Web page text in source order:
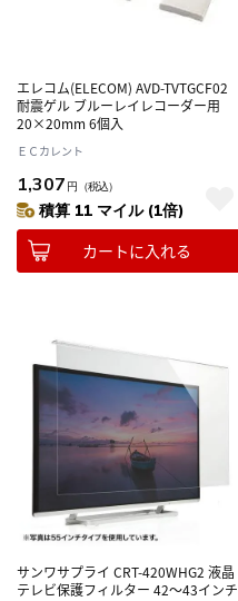
エレコム(ELECOM) AVD-TVTGCF02
耐震ゲル ブルーレイレコーダー用
20×20mm 6個入
ＥＣカレント
1,307 円 （税込）
積算 11 マイル (1倍)
カートに入れる
サンワサプライ CRT-420WHG2 液晶
テレビ保護フィルター 42～43インチ